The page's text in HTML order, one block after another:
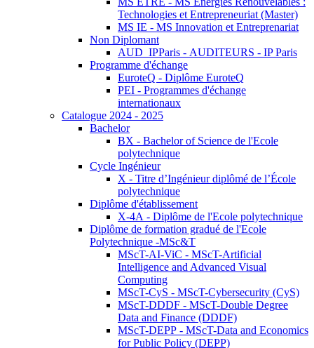
Technologies et Entrepreneuriat (Master)
MS IE - MS Innovation et Entreprenariat
Non Diplomant
AUD_IPParis - AUDITEURS - IP Paris
Programme d'échange
EuroteQ - Diplôme EuroteQ
PEI - Programmes d'échange
internationaux
Catalogue 2024 - 2025
Bachelor
BX - Bachelor of Science de l'Ecole
polytechnique
Cycle Ingénieur
X - Titre d’Ingénieur diplômé de l’École
polytechnique
Diplôme d'établissement
X-4A - Diplôme de l'Ecole polytechnique
Diplôme de formation gradué de l'Ecole
Polytechnique -MSc&T
MScT-AI-ViC - MScT-Artificial
Intelligence and Advanced Visual
Computing
MScT-CyS - MScT-Cybersecurity (CyS)
MScT-DDDF - MScT-Double Degree
Data and Finance (DDDF)
MScT-DEPP - MScT-Data and Economics
for Public Policy (DEPP)